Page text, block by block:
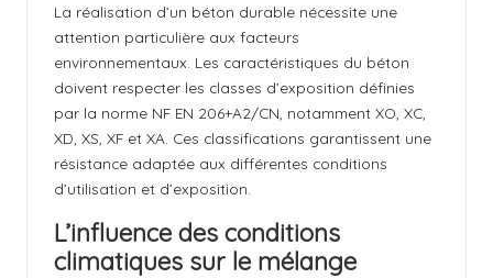
La réalisation d’un béton durable nécessite une
attention particulière aux facteurs
environnementaux. Les caractéristiques du béton
doivent respecter les classes d’exposition définies
par la norme NF EN 206+A2/CN, notamment XO, XC,
XD, XS, XF et XA. Ces classifications garantissent une
résistance adaptée aux différentes conditions
d’utilisation et d’exposition.
L’influence des conditions
climatiques sur le mélange